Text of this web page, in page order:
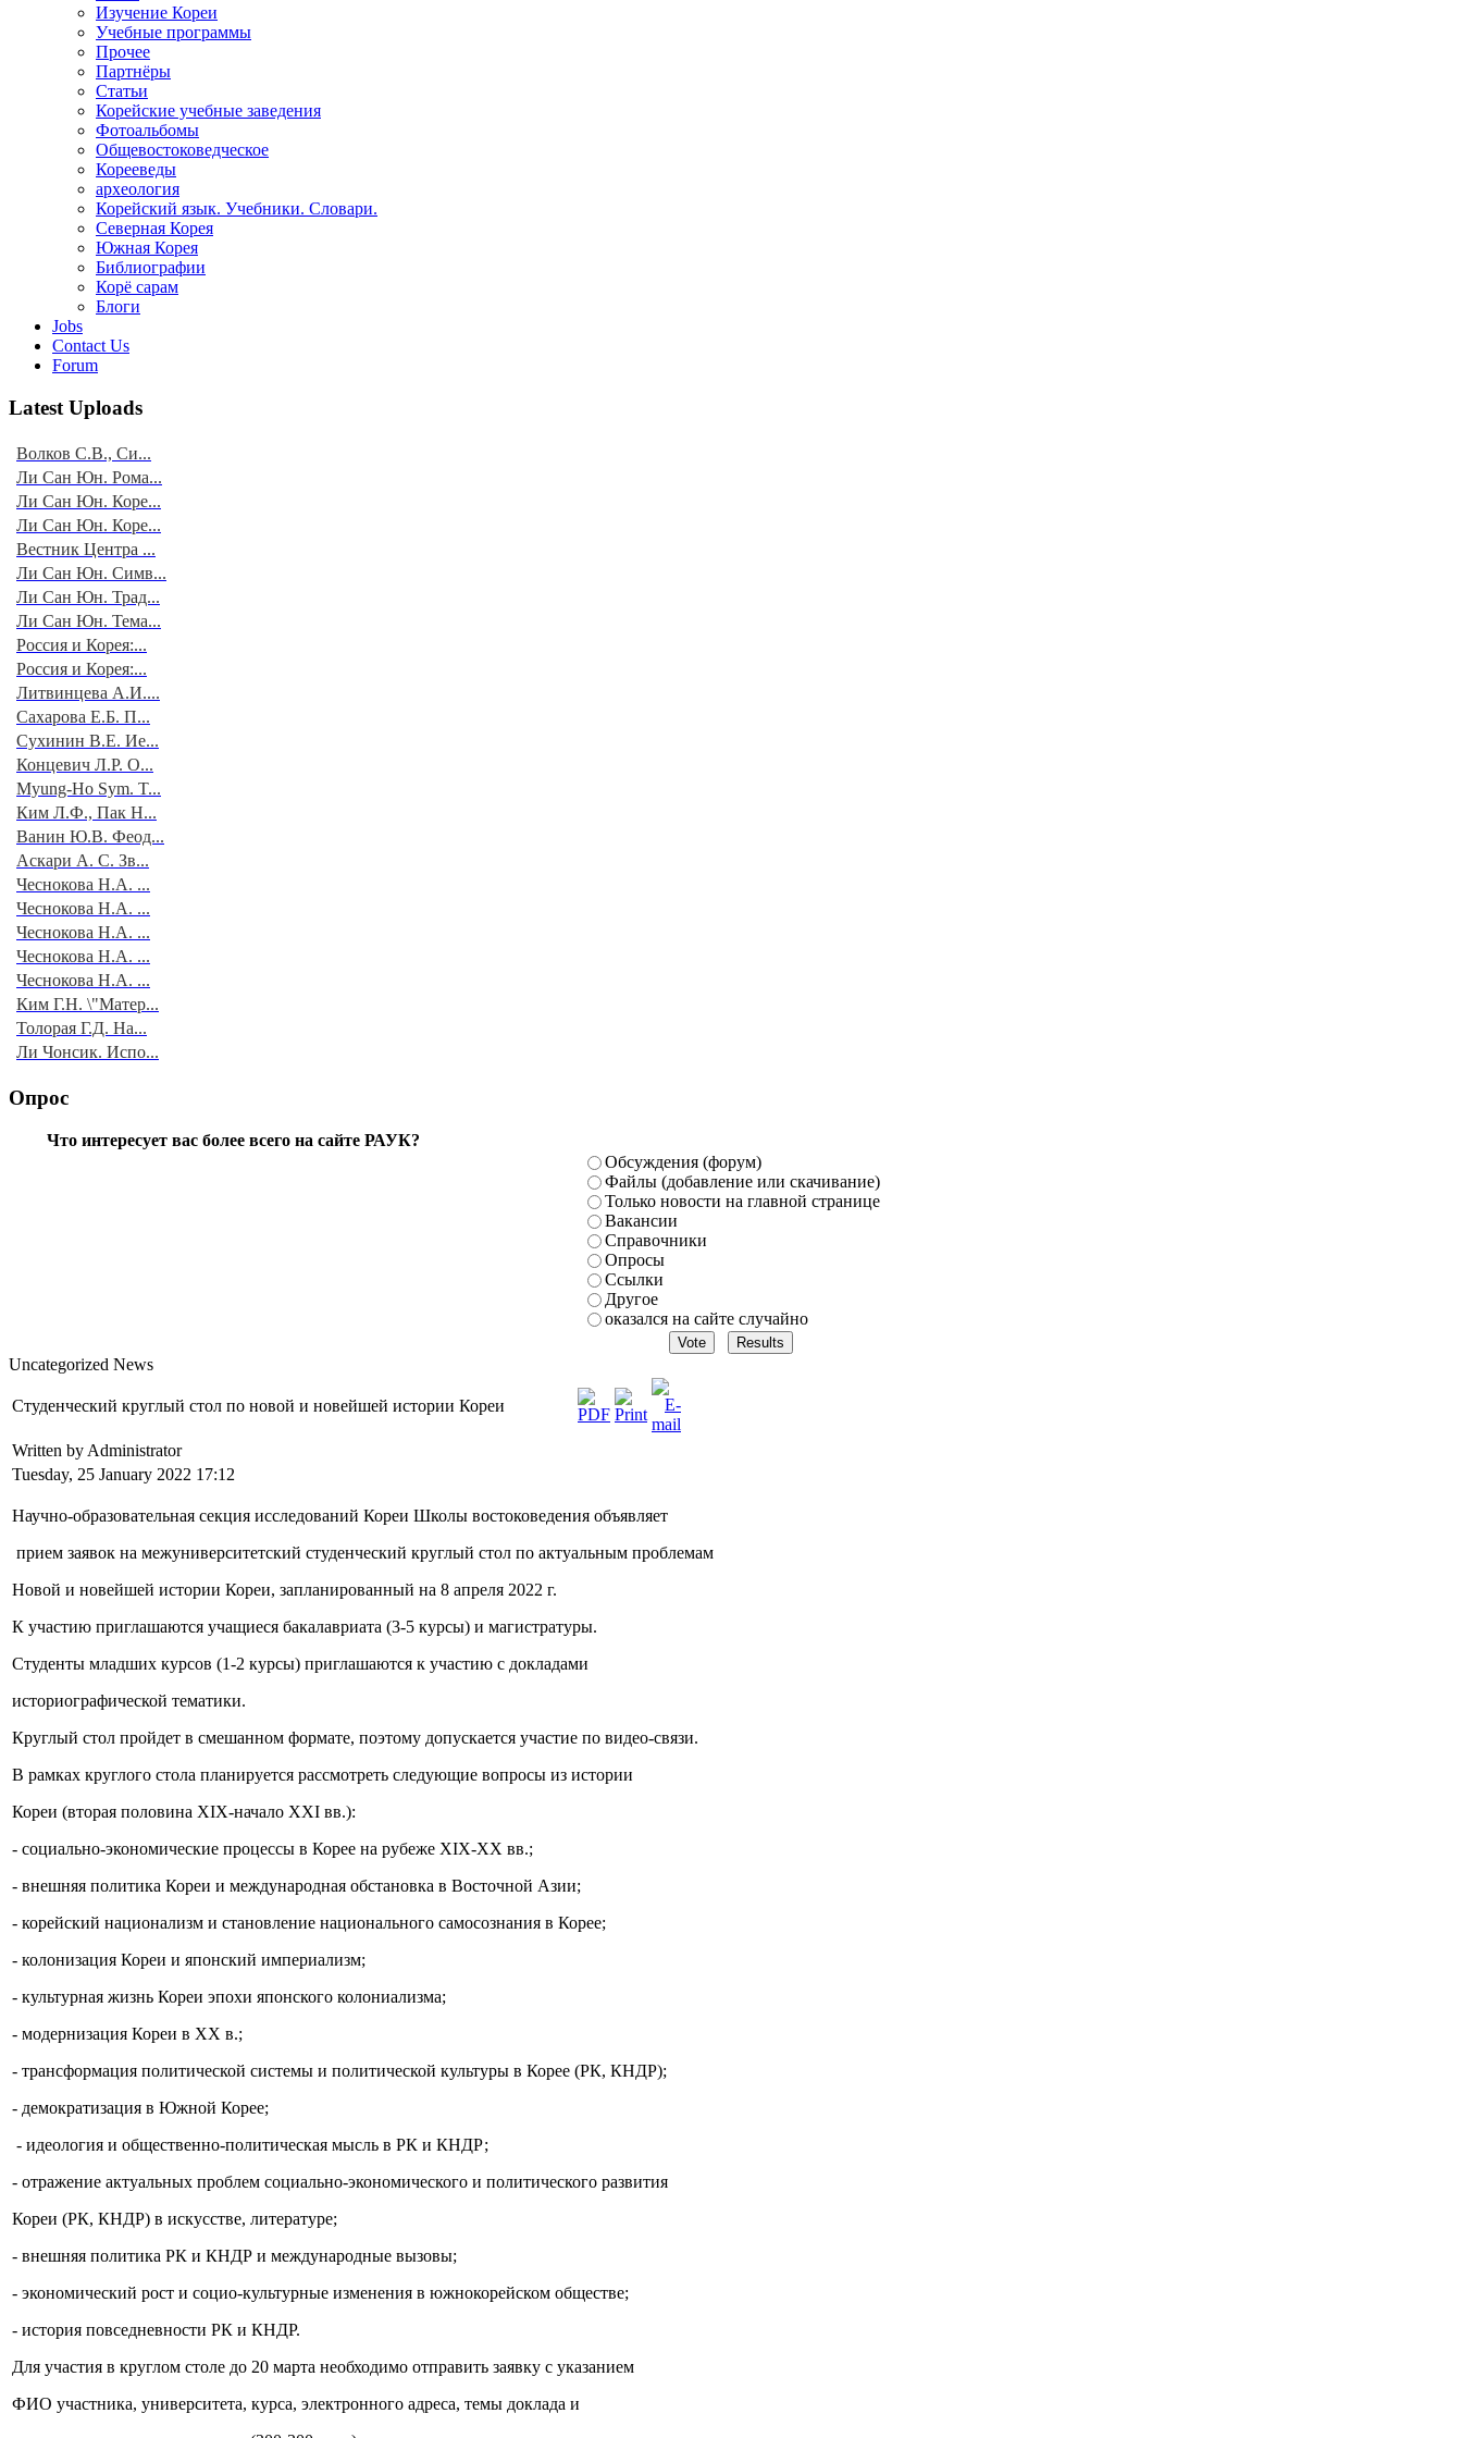
Изучение Кореи
Учебные программы
Прочее
Партнёры
Статьи
Корейские учебные заведения
Фотоальбомы
Общевостоковедческое
Корееведы
археология
Корейский язык. Учебники. Словари.
Северная Корея
Южная Корея
Библиографии
Корё сарам
Блоги
Jobs
Contact Us
Forum
Latest Uploads
Волков С.В., Си...
Ли Сан Юн. Рома...
Ли Сан Юн. Коре...
Ли Сан Юн. Коре...
Вестник Центра ...
Ли Сан Юн. Симв...
Ли Сан Юн. Трад...
Ли Сан Юн. Тема...
Россия и Корея:...
Россия и Корея:...
Литвинцева А.И....
Сахарова Е.Б. П...
Сухинин В.Е. Ие...
Концевич Л.Р. О...
Myung-Ho Sym. T...
Ким Л.Ф., Пак Н...
Ванин Ю.В. Феод...
Аскари А. С. Зв...
Чеснокова Н.А. ...
Чеснокова Н.А. ...
Чеснокова Н.А. ...
Чеснокова Н.А. ...
Чеснокова Н.А. ...
Ким Г.Н. \"Матер...
Толорая Г.Д. На...
Ли Чонсик. Испо...
Опрос
Что интересует вас более всего на сайте РАУК?
Обсуждения (форум)
Файлы (добавление или скачивание)
Только новости на главной странице
Вакансии
Справочники
Опросы
Ссылки
Другое
оказался на сайте случайно
Uncategorized News
Студенческий круглый стол по новой и новейшей истории Кореи
Written by Administrator
Tuesday, 25 January 2022 17:12
Научно-образовательная секция исследований Кореи Школы востоковедения объявляет
прием заявок на межуниверситетский студенческий круглый стол по актуальным проблемам
Новой и новейшей истории Кореи, запланированный на 8 апреля 2022 г.
К участию приглашаются учащиеся бакалавриата (3-5 курсы) и магистратуры.
Студенты младших курсов (1-2 курсы) приглашаются к участию с докладами
историографической тематики.
Круглый стол пройдет в смешанном формате, поэтому допускается участие по видео-связи.
В рамках круглого стола планируется рассмотреть следующие вопросы из истории
Кореи (вторая половина XIX-начало XXI вв.):
- социально-экономические процессы в Корее на рубеже XIX-XX вв.;
- внешняя политика Кореи и международная обстановка в Восточной Азии;
- корейский национализм и становление национального самосознания в Корее;
- колонизация Кореи и японский империализм;
- культурная жизнь Кореи эпохи японского колониализма;
- модернизация Кореи в XX в.;
- трансформация политической системы и политической культуры в Корее (РК, КНДР);
- демократизация в Южной Корее;
- идеология и общественно-политическая мысль в РК и КНДР;
- отражение актуальных проблем социально-экономического и политического развития
Кореи (РК, КНДР) в искусстве, литературе;
- внешняя политика РК и КНДР и международные вызовы;
- экономический рост и социо-культурные изменения в южнокорейском обществе;
- история повседневности РК и КНДР.
Для участия в круглом столе до 20 марта необходимо отправить заявку с указанием
ФИО участника, университета, курса, электронного адреса, темы доклада и